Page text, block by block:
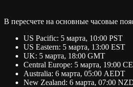
В пересчете на основные часовые
US Pacific: 5 марта, 10:00 PST
US Eastern: 5 марта, 13:00 EST
UK: 5 марта, 18:00 GMT
Central Europe: 5 марта, 19:00
Australia: 6 марта, 05:00 AEDT
New Zealand: 6 марта, 07:00